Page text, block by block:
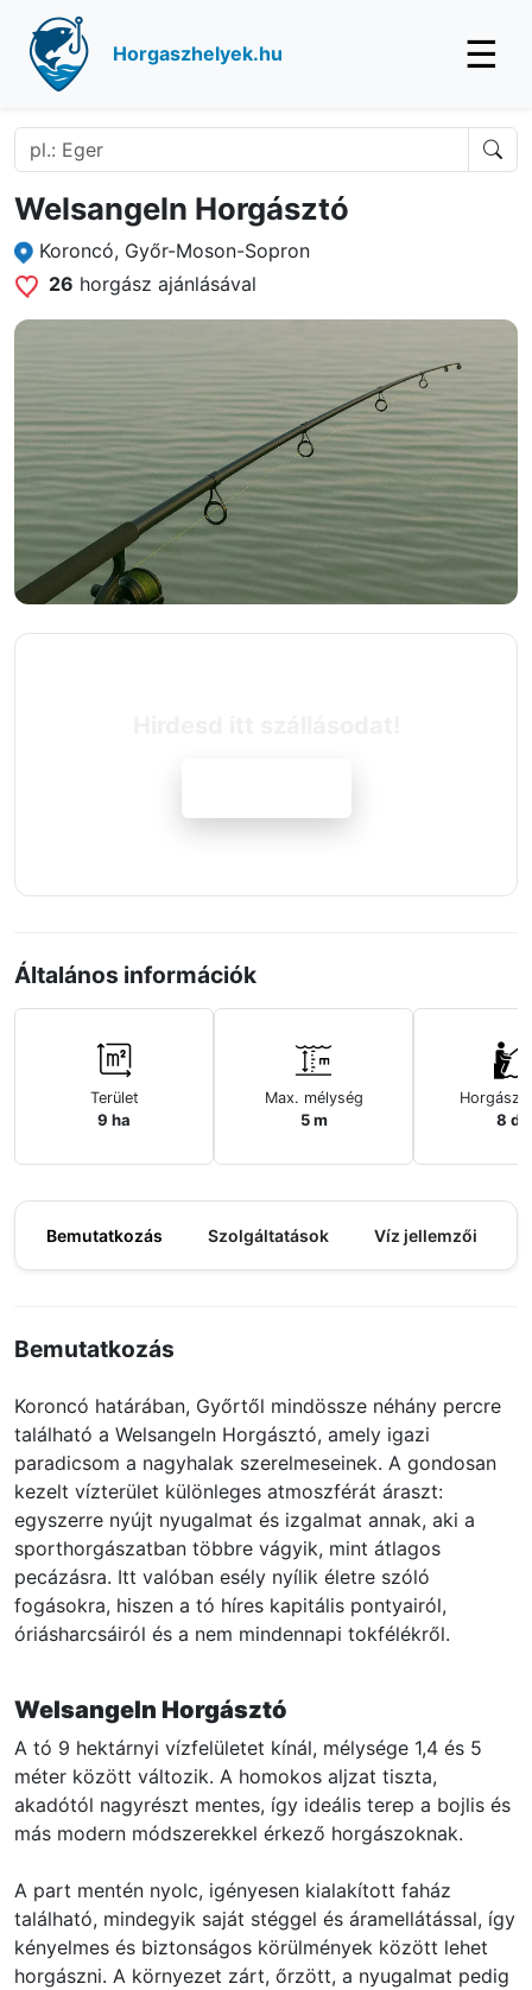
Horgaszhelyek.hu ☰
Welsangeln Horgásztó
Koroncó, Győr-Moson-Sopron
26 horgász ajánlásával
Általános információk
Terület
9 ha
Max. mélység
5 m 8 db
Bemutatkozás Szolgáltatások Víz jellemzői
Bemutatkozás
Koroncó határában, Győrtől mindössze néhány percre
található a Welsangeln Horgásztó, amely igazi
paradicsom a nagyhalak szerelmeseinek. A gondosan
kezelt vízterület különleges atmoszférát áraszt:
egyszerre nyújt nyugalmat és izgalmat annak, aki a
sporthorgászatban többre vágyik, mint átlagos
pecázásra. Itt valóban esély nyílik életre szóló
fogásokra, hiszen a tó híres kapitális pontyairól,
óriásharcsáiról és a nem mindennapi tokfélékről.
Welsangeln Horgásztó
A tó 9 hektárnyi vízfelületet kínál, mélysége 1,4 és 5
méter között változik. A homokos aljzat tiszta,
akadótól nagyrészt mentes, így ideális terep a bojlis és
más modern módszerekkel érkező horgászoknak.
A part mentén nyolc, igényesen kialakított faház
található, mindegyik saját stéggel és áramellátással, így
kényelmes és biztonságos körülmények között lehet
horgászni. A környezet zárt, őrzött, a nyugalmat pedig